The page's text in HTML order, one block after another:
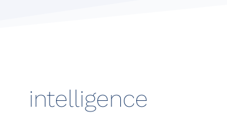
intelligence